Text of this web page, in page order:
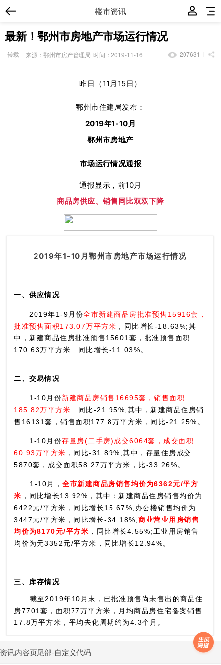
楼市资讯
最新！鄂州市房地产市场运行情况
207631
转载 来源：鄂州市房产管理局 时间：2019-11-16
昨日（11月15日）
鄂州市住建局发布：
2019年1-10月
鄂州市房地产
市场运行情况通报
通报显示， 前10月
商品房供应、销售同比双双下降
2019年1-10月鄂州市房地产市场运行情况
一、供应情况
2019年1-9月份全市新建商品房批准预售15916套，
批准预售面积173.07万平方米 ，同比增长-18.63%;其
中，新建商品住房批准预售15601套，批准预售面积
170.63万平方米，同比增长-11.03%。
二、交易情况
1-10月份新建商品房销售16695套，销售面积
185.82万平方米 ，同比-21.95%;其中，新建商品住房销
售16131套，销售面积177.8万平方米，同比-21.25%。
1-10月份存量房(二手房)成交6064套，成交面积
60.93万平方米 ，同比-31.89%;其中，存量住房成交
5870套，成交面积58.27万平方米，比-33.26%。
1-10月，全市新建商品房销售均价为6362元/平方
米 ，同比增长13.92%，其中：新建商品住房销售均价为
6422元/平方米，同比增长15.67%;办公楼销售均价为
3447元/平方米，同比增长-34.18%;商业营业用房销售
均价为8170元/平方米 ，同比增长4.55%;工业用房销售
均价为元3352元/平方米，同比增长12.94%。
三、库存情况
截至2019年10月末，已批准预售尚未售出的商品住
房7701套，面积77万平方米，月均商品房住宅备案销售
17.8万平方米，平均去化周期约为4.3个月。
资讯内容页尾部-自定义代码